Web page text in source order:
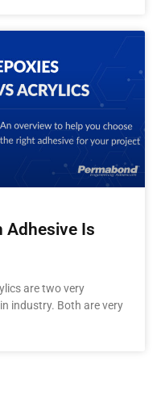
Adhesive Is
are two very
industry. Both are very